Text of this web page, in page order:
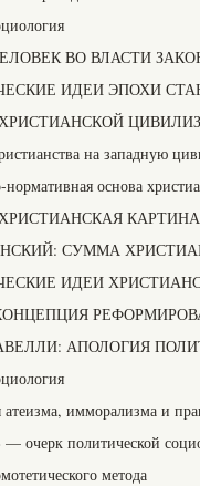
ВО ВЛАСТИ
ИДЕИ ЭПОХИ
на западную
основа
СУММА
ИДЕИ
АПОЛОГИЯ
имморализма и
— очерк политической
метода